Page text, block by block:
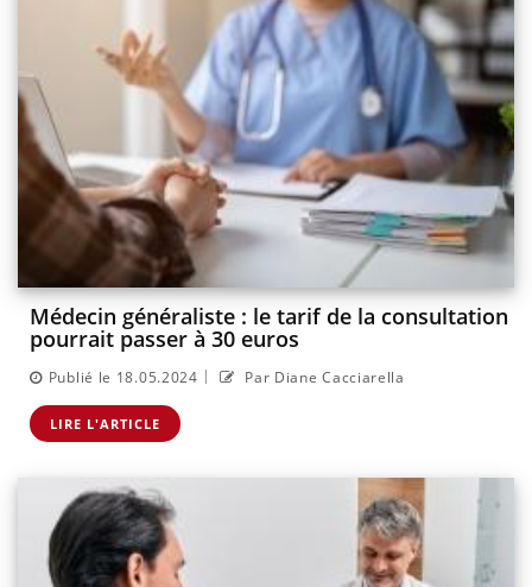
Médecin généraliste : le tarif de la consultation
pourrait passer à 30 euros
Publié le 18.05.2024 | Par Diane Cacciarella
LIRE L'ARTICLE